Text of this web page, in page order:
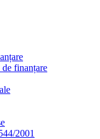
finanțare
2001